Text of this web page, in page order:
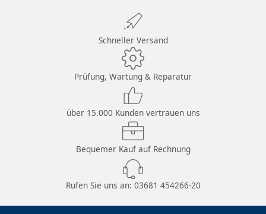
Schneller Versand
Prüfung, Wartung & Reparatur
über 15.000 Kunden vertrauen uns
Bequemer Kauf auf Rechnung
Rufen Sie uns an: 03681 454266-20